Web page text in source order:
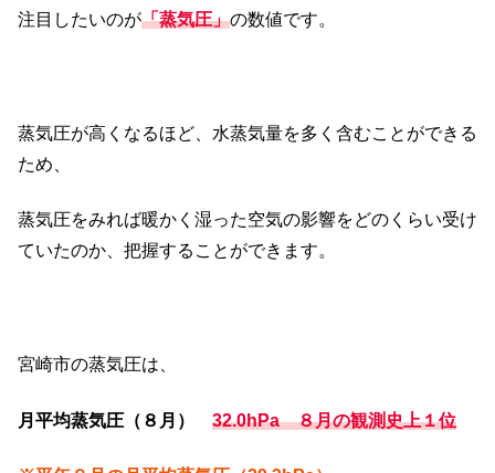
注目したいのが「蒸気圧」の数値です。
蒸気圧が高くなるほど、水蒸気量を多く含むことができる
ため、
蒸気圧をみれば暖かく湿った空気の影響をどのくらい受け
ていたのか、把握することができます。
宮崎市の蒸気圧は、
月平均蒸気圧（８月） 32.0hPa ８月の観測史上１位